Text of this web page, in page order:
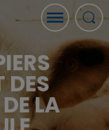
DES
LA